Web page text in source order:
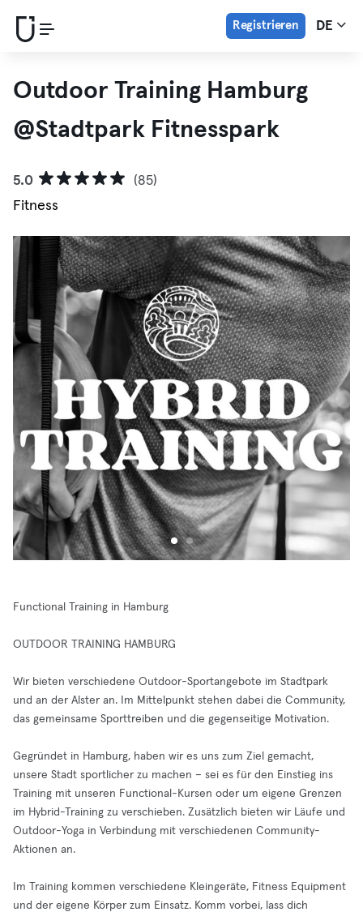
Registrieren DE
Outdoor Training Hamburg
@Stadtpark Fitnesspark
5.0
(85)
Fitness
Functional Training in Hamburg
OUTDOOR TRAINING HAMBURG
Wir bieten verschiedene Outdoor-Sportangebote im Stadtpark
und an der Alster an. Im Mittelpunkt stehen dabei die Community,
das gemeinsame Sporttreiben und die gegenseitige Motivation.
Gegründet in Hamburg, haben wir es uns zum Ziel gemacht,
unsere Stadt sportlicher zu machen – sei es für den Einstieg ins
Training mit unseren Functional-Kursen oder um eigene Grenzen
im Hybrid-Training zu verschieben. Zusätzlich bieten wir Läufe und
Outdoor-Yoga in Verbindung mit verschiedenen Community-
Aktionen an.
Im Training kommen verschiedene Kleingeräte, Fitness Equipment
und der eigene Körper zum Einsatz. Komm vorbei, lass dich